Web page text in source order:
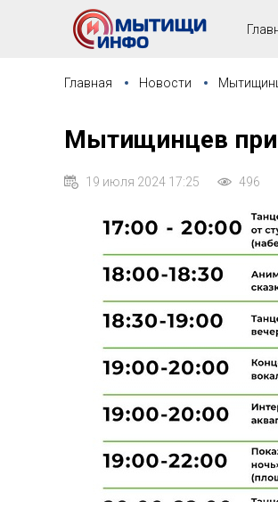
Главная Новости
Мытищинцев
19 июля 2024 17:25 496